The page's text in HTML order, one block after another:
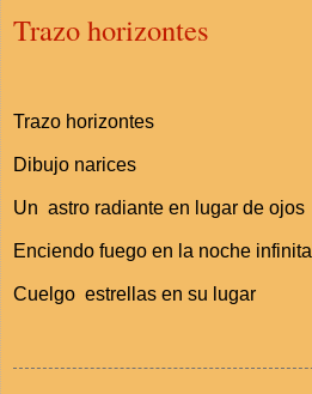
Trazo horizontes
Trazo horizontes
Dibujo narices
Un astro radiante en lugar de ojos
Enciendo fuego en la noche infinita
Cuelgo estrellas en su lugar